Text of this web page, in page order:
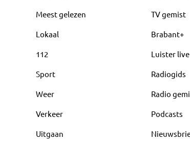
Meest gelezen
Lokaal
112
Sport
Weer
Verkeer
Uitgaan
TV gemist
Brabant+
Luister
Radiogids
Radio
Podcasts